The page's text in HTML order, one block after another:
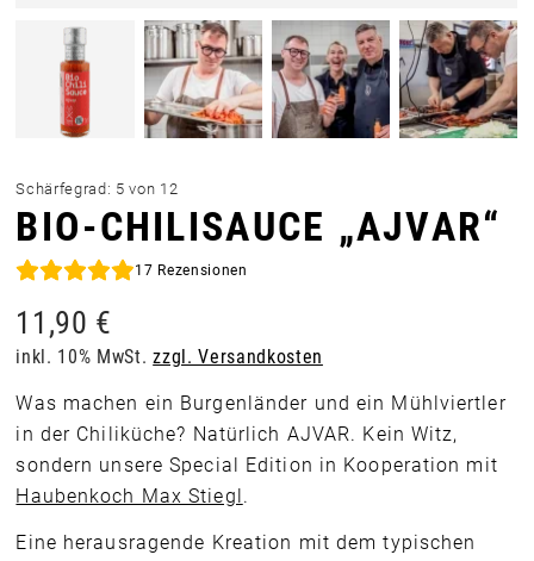
Schärfegrad: 5 von 12
BIO-CHILISAUCE „AJVAR“
17 Rezensionen
11,90 €
inkl. 10% MwSt.zzgl. Versandkosten
Was machen ein Burgenländer und ein Mühlviertler
in der Chiliküche? Natürlich AJVAR. Kein Witz,
sondern unsere Special Edition in Kooperation mit
Haubenkoch Max Stiegl.
Eine herausragende Kreation mit dem typischen